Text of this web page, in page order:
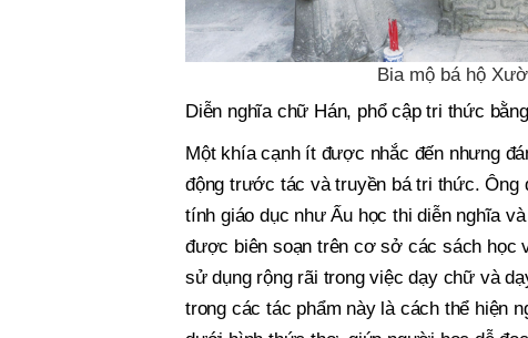
Bia mộ bá hộ
Diễn nghĩa chữ Hán, phổ cập tri thức
Một khía cạnh ít được nhắc đến nhưng
động trước tác và truyền bá tri thức. Ông
tính giáo dục như Ấu học thi diễn nghĩa
được biên soạn trên cơ sở các sách học
sử dụng rộng rãi trong việc dạy chữ và
trong các tác phẩm này là cách thể hiện